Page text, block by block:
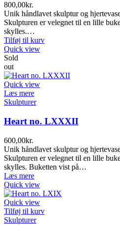
800,00kr.
Unik håndlavet skulptur og
Skulpturen er velegnet til en lille
skylles.…
Tilføj til kurv
Quick view
Sold
out
Quick view
Læs mere
Skulpturer
Heart no. LXXXII
600,00kr.
Unik håndlavet skulptur og
Skulpturen er velegnet til en lille
skylles. Buketten vist på…
Læs mere
Quick view
Quick view
Tilføj til kurv
Skulpturer